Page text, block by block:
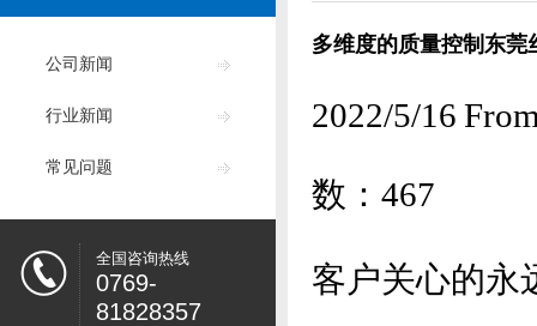
公司新闻
行业新闻
常见问题
全国咨询热线
0769-
81828357
多维度的质量控制东莞
2022/5/16
数： 467
客户关心的永